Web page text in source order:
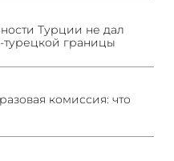
Турции не дал
границы
комиссия: что